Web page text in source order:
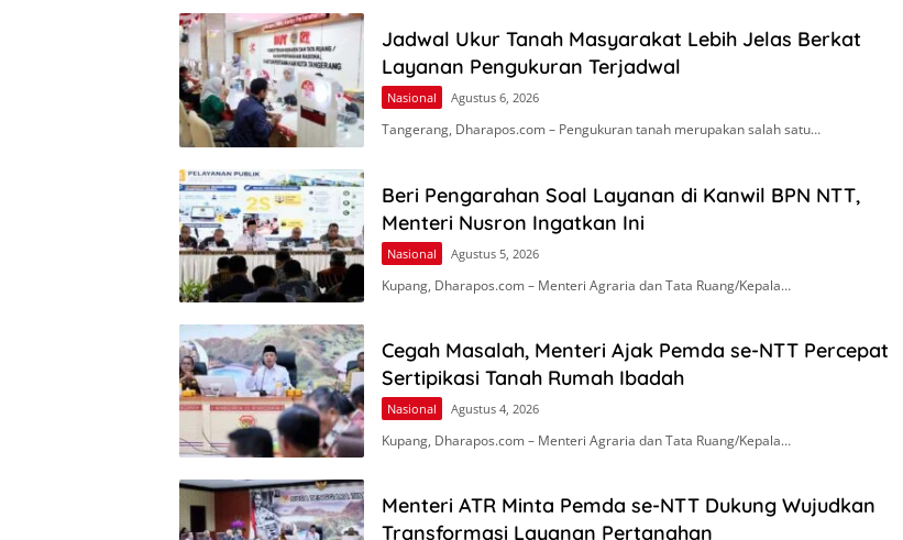
Jadwal Ukur Tanah Masyarakat Lebih Jelas Berkat
Layanan Pengukuran Terjadwal
Nasional Agustus 6, 2026
Tangerang, Dharapos.com – Pengukuran tanah merupakan salah satu…
Beri Pengarahan Soal Layanan di Kanwil BPN NTT,
Menteri Nusron Ingatkan Ini
Nasional Agustus 5, 2026
Kupang, Dharapos.com – Menteri Agraria dan Tata Ruang/Kepala…
Cegah Masalah, Menteri Ajak Pemda se-NTT Percepat
Sertipikasi Tanah Rumah Ibadah
Nasional Agustus 4, 2026
Kupang, Dharapos.com – Menteri Agraria dan Tata Ruang/Kepala…
Menteri ATR Minta Pemda se-NTT Dukung Wujudkan
Transformasi Layanan Pertanahan